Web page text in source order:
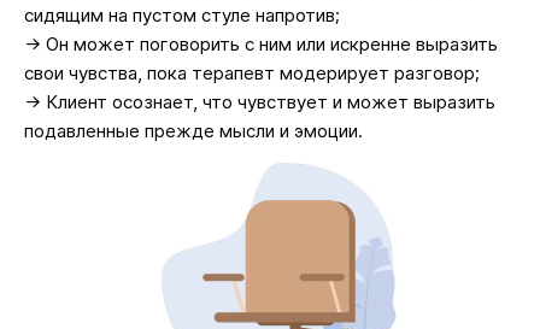
сидящим на пустом стуле напротив;
→ Он может поговорить с ним или искренне выразить
свои чувства, пока терапевт модерирует разговор;
→ Клиент осознает, что чувствует и может выразить
подавленные прежде мысли и эмоции.